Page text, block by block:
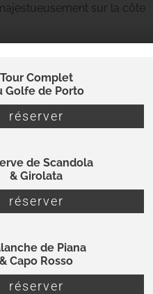
sur la côte
Tour Complet
Golfe de Porto
réserver
de Scandola
& Girolata
réserver
de Piana
& Capo Rosso
réserver